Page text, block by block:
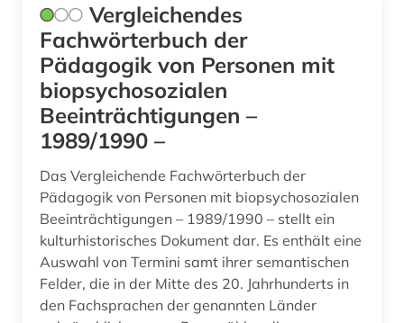
saarland (1)
satellitenbild (1)
satellitenbilder (1)
schleswig-holstein (1)
schriftsteller (5)
schule (1)
schwedisch (1)
schweiz (3)
Vergleichendes
Fachwörterbuch der
Pädagogik von Personen mit
biopsychosozialen
Beeinträchtigungen –
1989/1990 –
Das Vergleichende Fachwörterbuch der
Pädagogik von Personen mit biopsychosozialen
Beeinträchtigungen – 1989/1990 – stellt ein
kulturhistorisches Dokument dar. Es enthält eine
Auswahl von Termini samt ihrer semantischen
Felder, die in der Mitte des 20. Jahrhunderts in
den Fachsprachen der genannten Länder